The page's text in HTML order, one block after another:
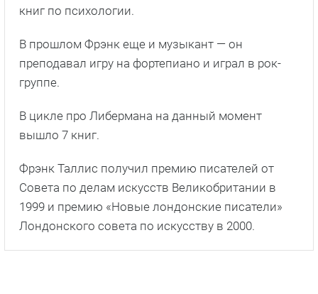
Автор романов «Записки Либермана»Фрэнк
Таллис— клинический психолог,
специализирующийся на обсессивно-
Преподавал клиническую психологию и
неврологию в Королевском колледже Лондона.
С 1990 года он выпустил 11 научно-популярных
книг по психологии.